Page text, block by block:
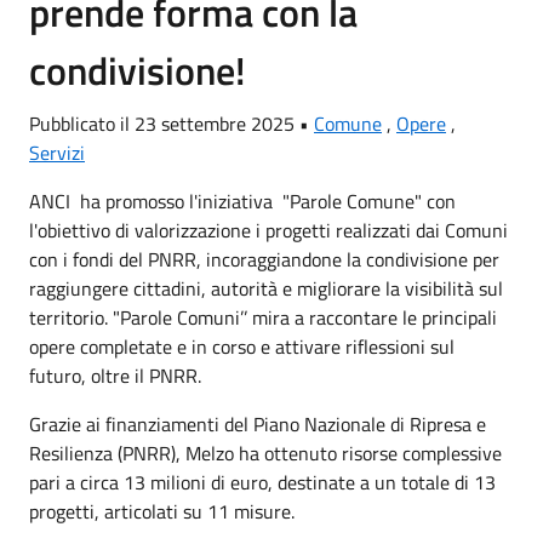
prende forma con la
condivisione!
Pubblicato il 23 settembre 2025 • Comune, Opere,
Servizi
ANCI ha promosso l'iniziativa "Parole Comune" con
l'obiettivo di valorizzazione i progetti realizzati dai Comuni
con i fondi del PNRR, incoraggiandone la condivisione per
raggiungere cittadini, autorità e migliorare la visibilità sul
territorio. "Parole Comuni’’ mira a raccontare le principali
opere completate e in corso e attivare riflessioni sul
futuro, oltre il PNRR.
Grazie ai finanziamenti del Piano Nazionale di Ripresa e
Resilienza (PNRR), Melzo ha ottenuto risorse complessive
pari a circa 13 milioni di euro, destinate a un totale di 13
progetti, articolati su 11 misure.